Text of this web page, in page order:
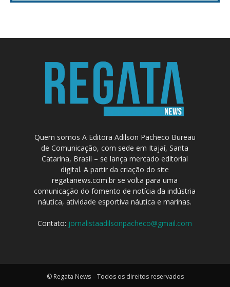
Quem somos A Editora Adilson Pacheco Bureau
de Comunicação, com sede em Itajaí, Santa
Catarina, Brasil – se lança mercado editorial
digital. A partir da criação do site
regatanews.com.br se volta para uma
comunicação do fomento de notícia da indústria
náutica, atividade esportiva náutica e marinas.
Contato: jornalistaadilsonpacheco@gmail.com
© Regata News – Todos os direitos reservados